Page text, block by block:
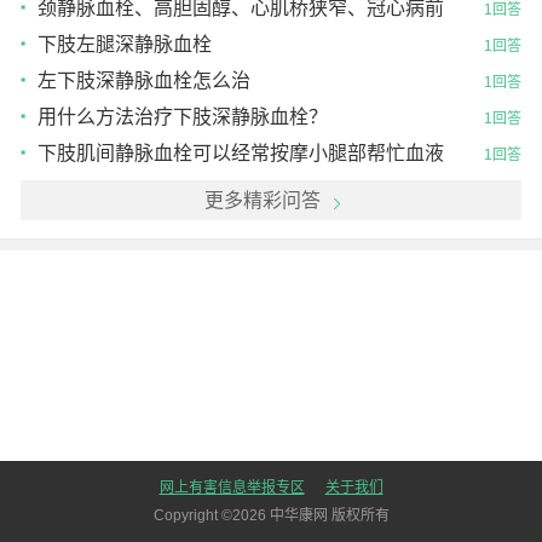
不下地
颈静脉血栓、高胆固醇、心肌桥狭窄、冠心病前
期先兆
1回答
下肢左腿深静脉血栓 1回答
左下肢深静脉血栓怎么治 1回答
用什么方法治疗下肢深静脉血栓？ 1回答
下肢肌间静脉血栓可以经常按摩小腿部帮忙血液
1回答
更多精彩问答
网上有害信息举报专区
关于我们
Copyright ©2026 中华康网 版权所有